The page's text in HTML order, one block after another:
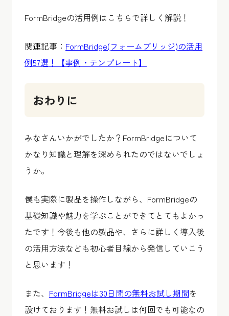
FormBridgeの活用例はこちらで詳しく解説！
関連記事： FormBridge(フォームブリッジ)の活用
例57選！【事例・テンプレート】
おわりに
みなさんいかがでしたか？FormBridgeについて
かなり知識と理解を深められたのではないでしょ
うか。
僕も実際に製品を操作しながら、FormBridgeの
基礎知識や魅力を学ぶことができてとてもよかっ
たです！今後も他の製品や、さらに詳しく導入後
の活用方法なども初心者目線から発信していこう
と思います！
また、 FormBridgeは30日間の無料お試し期間を
設けております！無料お試しは何回でも可能なの